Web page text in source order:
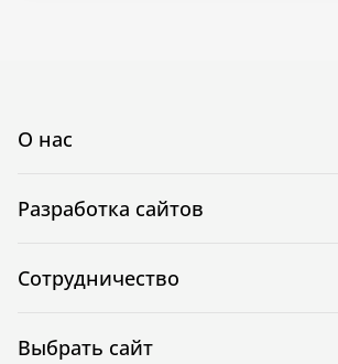
О нас
Разработка сайтов
Сотрудничество
Выбрать сайт